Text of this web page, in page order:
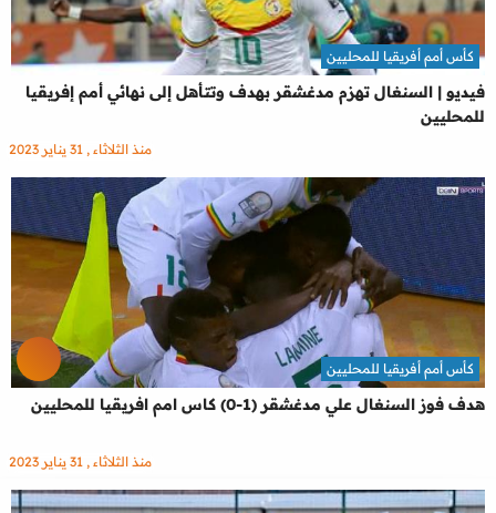
فيديو | السنغال تهزم مدغشقر بهدف وتتأهل إلى نهائي أمم إفريقيا
للمحليين
كأس أمم أفريقيا للمحليين
منذ الثلاثاء , 31 يناير 2023
هدف فوز السنغال علي مدغشقر (1-0) كاس امم افريقيا للمحليين
كأس أمم أفريقيا للمحليين
منذ الثلاثاء , 31 يناير 2023